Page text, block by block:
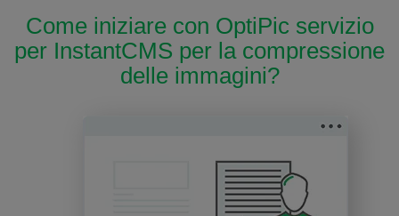
Come iniziare con OptiPic servizio
per InstantCMS per la compressione
delle immagini?